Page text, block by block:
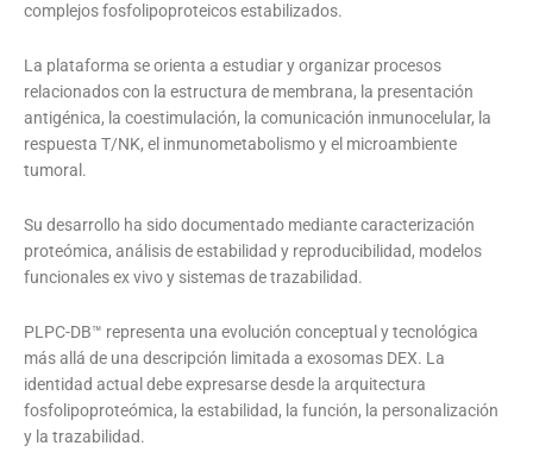
complejos fosfolipoproteicos estabilizados.
La plataforma se orienta a estudiar y organizar procesos
relacionados con la estructura de membrana, la presentación
antigénica, la coestimulación, la comunicación inmunocelular, la
respuesta T/NK, el inmunometabolismo y el microambiente
tumoral.
Su desarrollo ha sido documentado mediante caracterización
proteómica, análisis de estabilidad y reproducibilidad, modelos
funcionales ex vivo y sistemas de trazabilidad.
PLPC-DB™ representa una evolución conceptual y tecnológica
más allá de una descripción limitada a exosomas DEX. La
identidad actual debe expresarse desde la arquitectura
fosfolipoproteómica, la estabilidad, la función, la personalización
y la trazabilidad.